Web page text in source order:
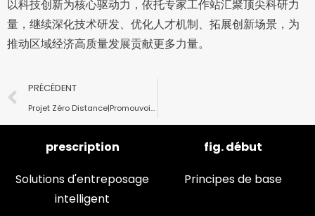
以科技创新为核心驱动力，依托专家工作站汇聚顶尖科研力
量，继续深化技术研发、优化人才机制、拓展创新场景，为
推动区域经济高质量发展贡献更多力量。
PRÉCÉDENT
Projet Zéro Distance|Promouvoir efficacement la construction intelligente du port de Rizhao, contribuer pleinement à cultiver une nouvelle productivité de qualité
prescription
Solutions d'entreposage
intelligent
fig. début
Principes de base